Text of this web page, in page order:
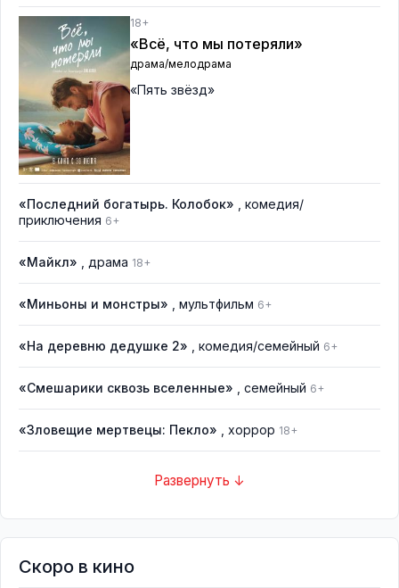
18+
«Всё, что мы потеряли»
драма/мелодрама
«Пять звёзд»
«Последний богатырь. Колобок»
, комедия/
приключения 6+
«Майкл» , драма 18+
«Миньоны и монстры» , мультфильм 6+
«На деревню дедушке 2» , комедия/семейный 6+
«Смешарики сквозь вселенные» , семейный 6+
«Зловещие мертвецы: Пекло» , хоррор 18+
Развернуть ↓
Скоро в кино